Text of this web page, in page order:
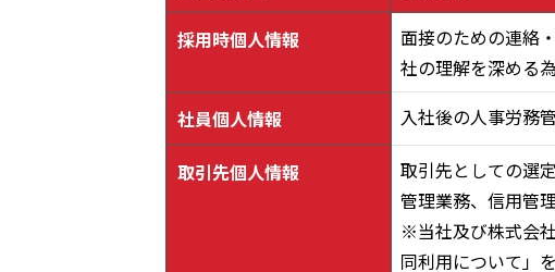
採用時個人情報
面接のための連絡
社の理解を深める
社員個人情報
入社後の人事労務
取引先個人情報
取引先としての選
管理業務、信用管
※当社及び株式会
同利用について」